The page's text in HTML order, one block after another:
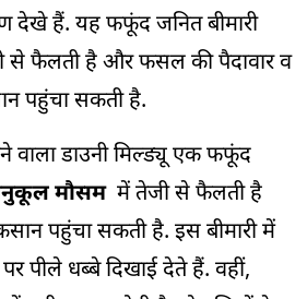
देखे हैं. यह फफूंद जनित बीमारी
से फैलती है और फसल की पैदावार व
पहुंचा सकती है.
वाला डाउनी मिल्ड्यू एक फफूंद
मौसममें तेजी से फैलती है
पहुंचा सकती है. इस बीमारी में
पीले धब्बे दिखाई देते हैं. वहीं,